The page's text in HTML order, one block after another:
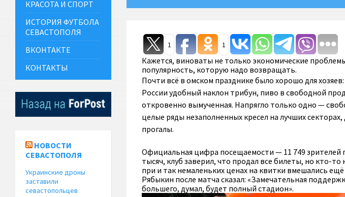
1 1
Кажется, виноваты не только экономические
популярность, которую надо возвращать.
Почти всё в омском празднике было хорошо для
России удобный наклон трибун, пиво в свободной
откровенно вымученная. Напрягло только одно —
целые ряды незаполненных кресел на лучших секторах,
прогалы.
Официальная цифра посещаемости — 11 749
тысяч, клуб заверил, что продал все билеты, но кто-
при и так немаленьких ценах на квитки вмешались
Рябыкин после матча сказал: «Замечательная
большего, думал, будет полный стадион».
КРАСОТА И СПОРТ
ИСТОРИЯ ФУТБОЛА
СЕВАСТОПОЛЯ
ВКОНТАКТЕ
КОНТАКТЫ
НОВОСТИ
СЕВАСТОПОЛЯ
Украинские дроны
заставили
севастопольцев